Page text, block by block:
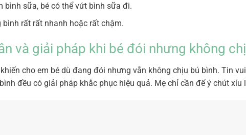
bình sữa, bé có thể vứt bình sữa đi.
bình rất rất nhanh hoặc rất chậm.
và giải pháp khi bé đói nhưng không
cho em bé dù đang đói nhưng vẫn không chịu bú bình. Tin
đều có giải pháp khắc phục hiệu quả. Mẹ chỉ cần để ý chút